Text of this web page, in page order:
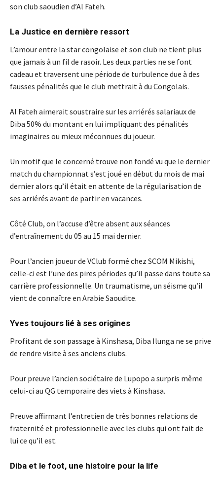
son club saoudien d’Al Fateh.
La Justice en dernière ressort
L’amour entre la star congolaise et son club ne tient plus
que jamais à un fil de rasoir. Les deux parties ne se font
cadeau et traversent une période de turbulence due à des
fausses pénalités que le club mettrait à du Congolais.
Al Fateh aimerait soustraire sur les arriérés salariaux de
Diba 50% du montant en lui impliquant des pénalités
imaginaires ou mieux méconnues du joueur.
Un motif que le concerné trouve non fondé vu que le dernier
match du championnat s’est joué en début du mois de mai
dernier alors qu’il était en attente de la régularisation de
ses arriérés avant de partir en vacances.
Côté Club, on l’accuse d’être absent aux séances
d’entraînement du 05 au 15 mai dernier.
Pour l’ancien joueur de VClub formé chez SCOM Mikishi,
celle-ci est l’une des pires périodes qu’il passe dans toute sa
carrière professionnelle. Un traumatisme, un séisme qu’il
vient de connaître en Arabie Saoudite.
Yves toujours lié à ses origines
Profitant de son passage à Kinshasa, Diba Ilunga ne se prive
de rendre visite à ses anciens clubs.
Pour preuve l’ancien sociétaire de Lupopo a surpris même
celui-ci au QG temporaire des viets à Kinshasa.
Preuve affirmant l’entretien de très bonnes relations de
fraternité et professionnelle avec les clubs qui ont fait de
lui ce qu’il est.
Diba et le foot, une histoire pour la life